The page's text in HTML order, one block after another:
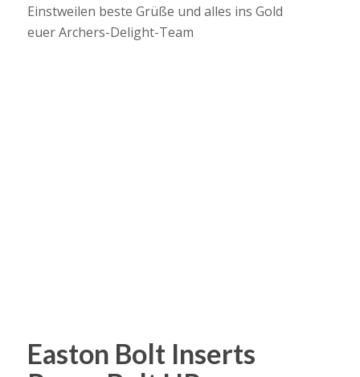
Einstweilen beste Grüße und alles ins Gold
euer Archers-Delight-Team
Easton Bolt Inserts